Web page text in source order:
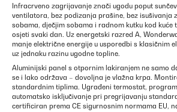
Infracrveno zagrijavanje znači ugodu poput
ventilatora, bez podizanja prašine, bez isušivanja
sobama, dječjim sobama i radnom kutku kod kuće
osjeti svaki dan. Uz energetski razred A,
manje električne energije u usporedbi s klasičnim
uz jednaku razinu ugodne topline.
Aluminijski panel s otpornim lakiranjem ne samo
se i lako održava – dovoljna je vlažna krpa.
standardnim tiplima. Ugrađeni termostat,
automatsko isključivanje pri pregrijavanju
certificiran prema CE sigurnosnim normama EU,